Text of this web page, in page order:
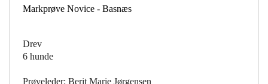
Markprøve Novice - Basnæs
Drev
6 hunde
Prøveleder: Berit Marie Jørgensen